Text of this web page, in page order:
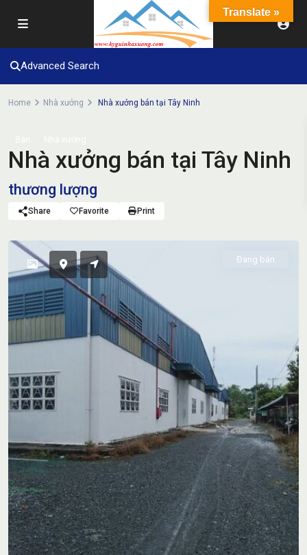
Advanced Search
Home Nhà xưởng Nhà xưởng bán tại Tây Ninh
Nhà xưởng bán tại Tây Ninh
thương lượng
Share Favorite Print
Đang bán
Translate »